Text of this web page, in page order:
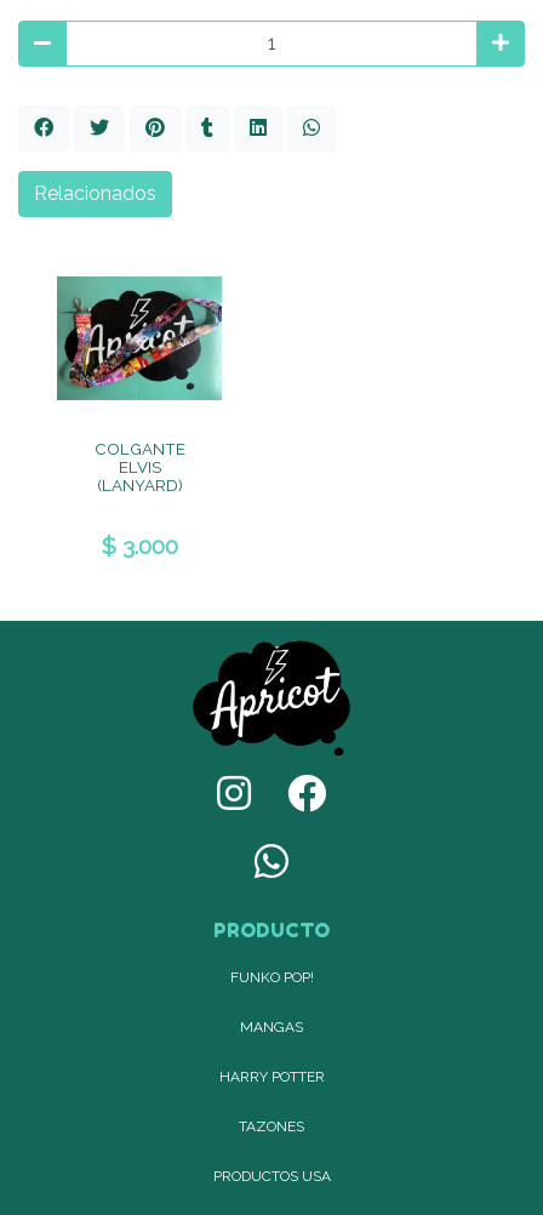
COLGANTE
ELVIS
(LANYARD)
$ 3.000
Relacionados
PRODUCTO
FUNKO POP!
MANGAS
HARRY POTTER
TAZONES
PRODUCTOS USA